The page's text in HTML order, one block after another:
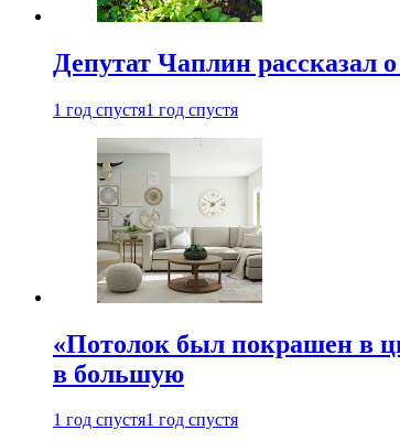
Депутат Чаплин
1 год спустя1 год спустя
«Потолок был покрашен в
в большую
1 год спустя1 год спустя